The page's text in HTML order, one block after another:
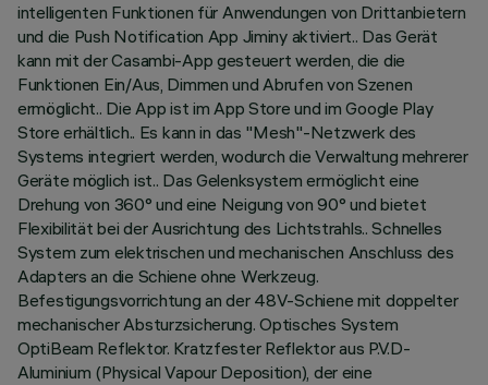
intelligenten Funktionen für Anwendungen von Drittanbietern
und die Push Notification App Jiminy aktiviert.. Das Gerät
kann mit der Casambi-App gesteuert werden, die die
Funktionen Ein/Aus, Dimmen und Abrufen von Szenen
ermöglicht.. Die App ist im App Store und im Google Play
Store erhältlich.. Es kann in das "Mesh"-Netzwerk des
Systems integriert werden, wodurch die Verwaltung mehrerer
Geräte möglich ist.. Das Gelenksystem ermöglicht eine
Drehung von 360° und eine Neigung von 90° und bietet
Flexibilität bei der Ausrichtung des Lichtstrahls.. Schnelles
System zum elektrischen und mechanischen Anschluss des
Adapters an die Schiene ohne Werkzeug.
Befestigungsvorrichtung an der 48V-Schiene mit doppelter
mechanischer Absturzsicherung. Optisches System
OptiBeam Reflektor. Kratzfester Reflektor aus P.V.D-
Aluminium (Physical Vapour Deposition), der eine